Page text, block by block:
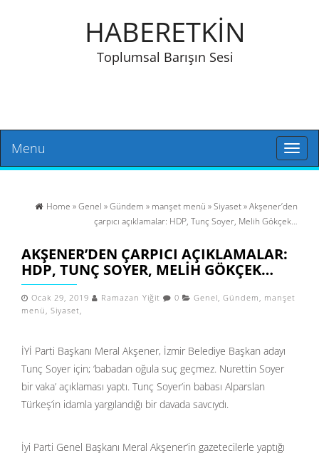
HABERETKİN
Toplumsal Barışın Sesi
Toggle
Menu
Home »Genel »Gündem » manşet menü »Siyaset» Akşener’den
çarpıcı açıklamalar: HDP, Tunç Soyer, Melih Gökçek…
AKŞENER’DEN ÇARPICI AÇIKLAMALAR:
HDP, TUNÇ SOYER, MELIH GÖKÇEK…
Ocak 29, 2019 Ramazan Yiğit 0 Genel, Gündem , manşet
menü , Siyaset,
İYİ Parti Başkanı Meral Akşener, İzmir Belediye Başkan adayı
Tunç Soyer için; ‘babadan oğula suç geçmez. Nurettin Soyer
bir vaka’ açıklaması yaptı. Tunç Soyer’in babası Alparslan
Türkeş’in idamla yargılandığı bir davada savcıydı.
İyi Parti Genel Başkanı Meral Akşener’in gazetecilerle yaptığı